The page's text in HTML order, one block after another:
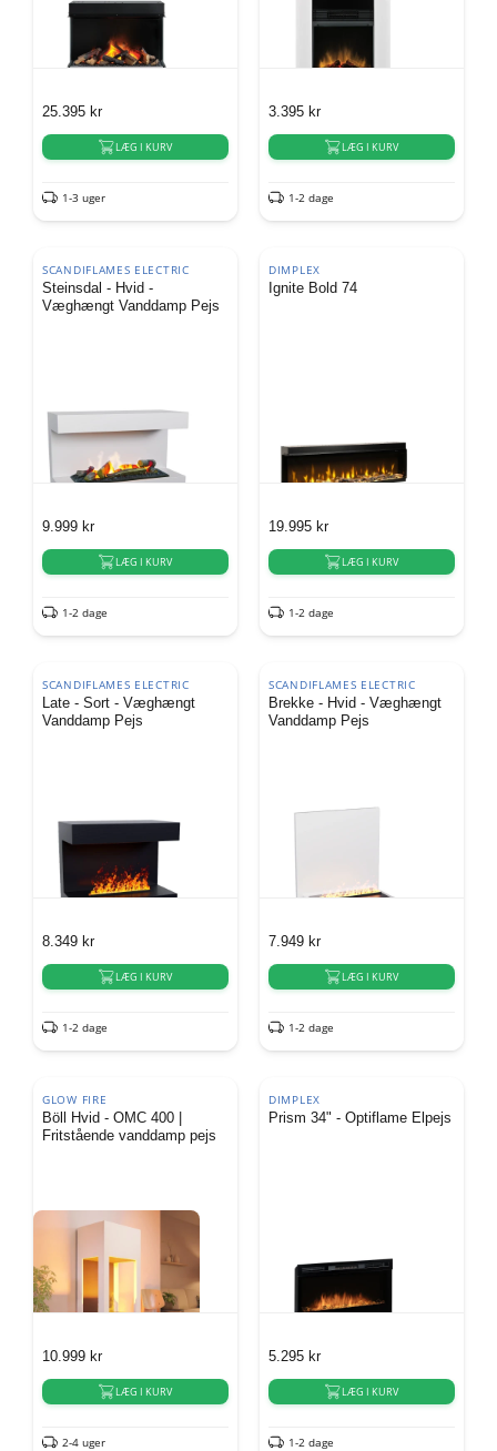
25.395 kr
LÆG I KURV
1-3 uger
3.395 kr
LÆG I KURV
1-2 dage
SCANDIFLAMES ELECTRIC
Steinsdal - Hvid -
Væghængt Vanddamp Pejs
9.999 kr
LÆG I KURV
1-2 dage
DIMPLEX
Ignite Bold 74
19.995 kr
LÆG I KURV
1-2 dage
SCANDIFLAMES ELECTRIC
Late - Sort - Væghængt
Vanddamp Pejs
8.349 kr
LÆG I KURV
1-2 dage
SCANDIFLAMES ELECTRIC
Brekke - Hvid - Væghængt
Vanddamp Pejs
7.949 kr
LÆG I KURV
1-2 dage
GLOW FIRE
Böll Hvid - OMC 400 |
Fritstående vanddamp pejs
10.999 kr
LÆG I KURV
2-4 uger
DIMPLEX
Prism 34" - Optiflame Elpejs
5.295 kr
LÆG I KURV
1-2 dage